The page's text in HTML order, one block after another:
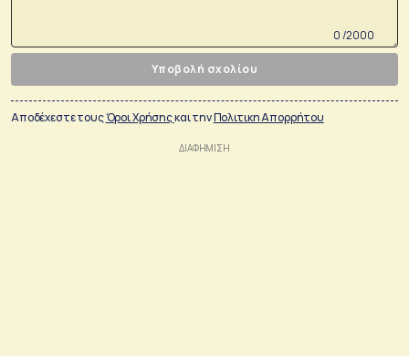
0 /2000
Υποβολή σχολίου
Αποδέχεστε τουςΌροι Χρήσηςκαι τηνΠολιτικη Απορρήτου